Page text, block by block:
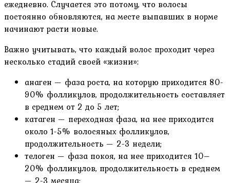
ежедневно. Случается это потому, что волосы
постоянно обновляются, на месте выпавших в норме
начинают расти новые.
Важно учитывать, что каждый волос проходит через
несколько стадий своей «жизни»:
анаген — фаза роста, на которую приходится 80-
90% фолликулов, продолжительность составляет
в среднем от 2 до 5 лет;
катаген — переходная фаза, на нее приходится
около 1-5% волосяных фолликулов,
продолжительность — 2-3 недели;
телоген — фаза покоя, на нее приходится 10–
20% фолликулов, продолжительность в среднем